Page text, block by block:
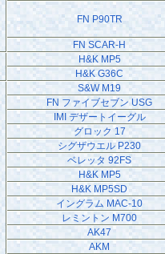
FN P90TR
FN SCAR-H
H&K MP5
H&K G36C
S&W M19
FN ファイブセブン USG
IMI デザートイーグル
グロック 17
シグザウエル P230
ベレッタ 92FS
H&K MP5
H&K MP5SD
イングラム MAC-10
レミントン M700
AK47
AKM